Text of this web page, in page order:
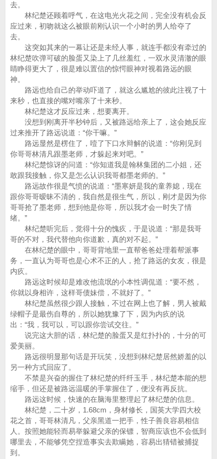
去。
林纪楚还顾着呼气，在这电光火花之间，完全没有机会反
应过来，初吻就这么被眼前刚认识一个小时的男人给夺了
去。
这突如其来的一幕让还是未经人事，就连手都没有牵过的
林纪楚吹弹可破的脸蛋又染上了几丝羞红，一双水灵清澈的眼
睛睁得更大了，很是难以置信的惊愕眼神对视着路远的眼
神。
路远也给自己的举动吓道了，就这么尴尬的彼此注视了十
来秒，也直接的嘴对嘴亲了十来秒。
林纪楚这才反应过来，想要离开。
没想到刚离开半秒钟后，又被路远给亲上了，这会她反应
过来推开了路远说道：“你干嘛。”
路远显然是楞住了，噎了下口水辩解的说道：“你刚见到
你哥哥林清凡跟墨老师，才躲起来对吧。”
林纪楚惊讶的问道：“你知道我是翰林集团的二小姐，还
敢跟我接触，你又是怎么认识我哥都墨老师的。”
路远故作很是气愤的说道：“墨寒妍是我的童养媳，现在
跟你哥哥暧昧不清的，我自然是很生气，所以，刚才是因为你
哥哥抢了墨老师，想到他是你哥，所以我才会一时失了情
绪。”
林纪楚听完后，觉得十分的愧疚，于是说道：“那是我哥
哥的不对，我代替他向你道歉，真的对不起。”
在林纪楚的眼中，哥哥背地里一直帮爸爸处理着帮派事
务，一直认为哥哥也是心术不正的人，抢了路远的女友，很是
内疚。
路远这时候却是难改他流氓的小本性调侃道：“要不然，
你就以身相许，这样哥债妹偿，不就好了。”
林纪楚虽然很少跟人接触，不过在网上也了解，男人被戴
绿帽子是最伤自尊的，所以她犹豫了下，因为内疚的说
出：“我，我可以，可以跟你尝试交往。”
说完这大胆的话，林纪楚的脸蛋又是红扑扑的，十分的可
爱美丽。
路远很明显那句话是开玩笑，没想到林纪楚居然娇羞的以
另一种方式回应了。
不禁是兴奋的握住了林纪楚的纤纤玉手，林纪楚本能的想
缩手，但还是被路远温暖的手掌握住了，便没有再反抗。
路远这时候，快速的在脑海里整理起了林纪楚的信息。
林纪楚，二十岁，1.68cm，身材修长，国英大学四大校
花之首，哥哥林清凡，父亲黑道一把手，性子善良容易相信
人。按照她能轻而易举躲避父亲的保镖，智商应该也不会低到
哪里去，不能够凭空捏造事实去欺瞒她，容易出猜错被捕捉
到。